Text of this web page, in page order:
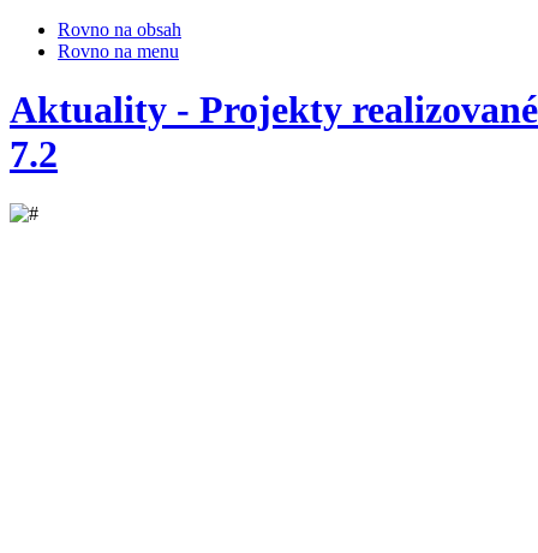
Rovno na obsah
Rovno na menu
Aktuality - Projekty realizované
7.2